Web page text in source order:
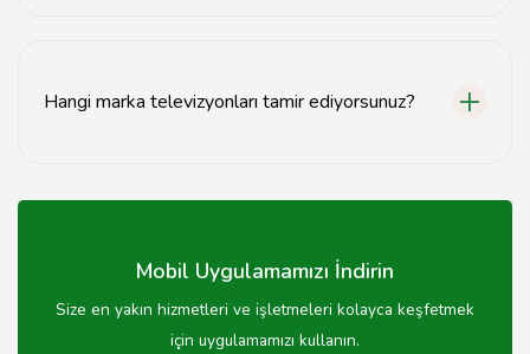
Hangi marka televizyonları tamir ediyorsunuz?
yapmaktayız.
Mobil Uygulamamızı İndirin
Size en yakın hizmetleri ve işletmeleri kolayca keşfetmek
için uygulamamızı kullanın.